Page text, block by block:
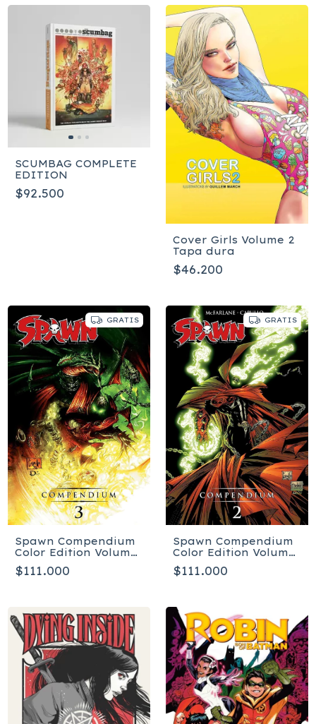
SCUMBAG COMPLETE
EDITION
$92.500
Cover Girls Volume 2
Tapa dura
$46.200
GRATIS
Spawn Compendium
Color Edition Volume
3 - Tapa blanda
$111.000
GRATIS
Spawn Compendium
Color Edition Volume
2 - Tapa blanda
$111.000